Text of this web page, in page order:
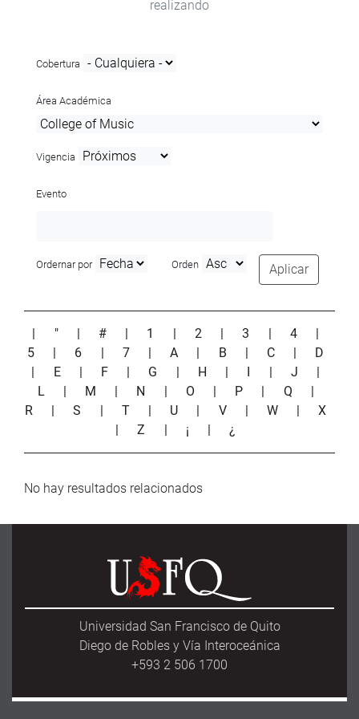
realizando
Cobertura
Área Académica
Vigencia
Evento
Ordernar por Orden Aplicar
| " | # | 1 | 2 |3 | 4
|
5
| 6 | 7 |A | B | C | D
| E | F | G | H | I | J
|
L
| M | N | O | P | Q
|
R
|S | T | U | V |W |X
|Z | ¡ |¿
No hay resultados relacionados
Universidad San Francisco de Quito
Diego de Robles y Vía Interoceánica
+593 2 506 1700